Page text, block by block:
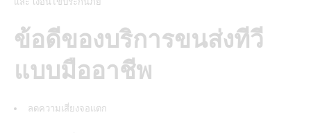
ข้อดีของบริการขนส่งทีวี
แบบมืออาชีพ
ลดความเสี่ยงจอแตก